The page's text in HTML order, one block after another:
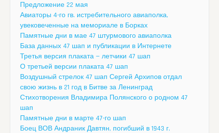
Предложение 22 мая
Авиаторы 4-го гв. истребительного авиаполка,
увековеченные на мемориале в Борках
Памятные дни в мае 47 штурмового авиаполка
База данных 47 шап и публикации в Интернете
Третья версия плаката — летчики 47 шап
О третьей версии плаката 47 шап
Воздушный стрелок 47 шап Сергей Архипов отдал
свою жизнь в 21 год в Битве за Ленинград
Стихотворения Владимира Полянского о родном 47
шап
Памятные дни в марте 47-го шап
Боец ВОВ Андраник Давтян, погибший в 1943 г.